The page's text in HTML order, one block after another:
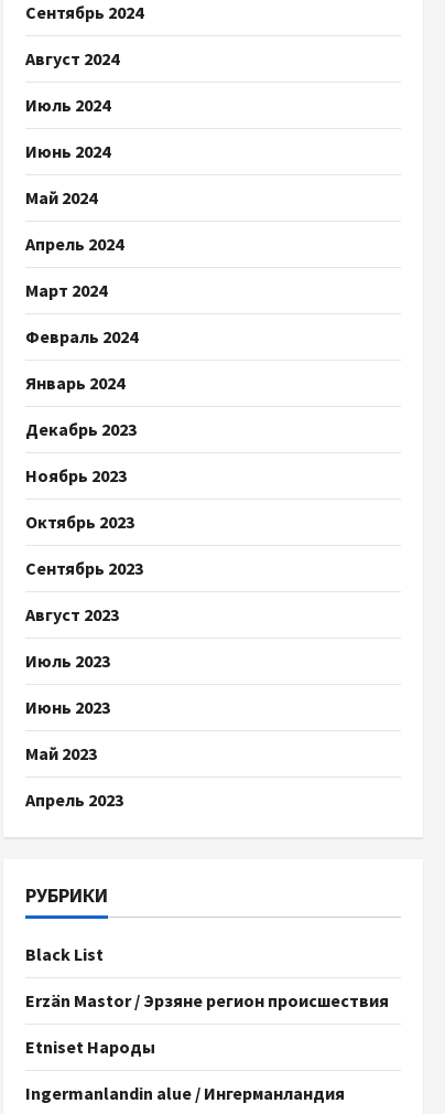
Сентябрь 2024
Август 2024
Июль 2024
Июнь 2024
Май 2024
Апрель 2024
Март 2024
Февраль 2024
Январь 2024
Декабрь 2023
Ноябрь 2023
Октябрь 2023
Сентябрь 2023
Август 2023
Июль 2023
Июнь 2023
Май 2023
Апрель 2023
РУБРИКИ
Black List
Erzän Mastor / Эрзяне регион происшествия
Etniset Народы
Ingermanlandin alue / Ингерманландия